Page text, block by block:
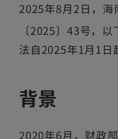
w
t
b
2025年8月2日，海
〔2025〕43号，
法自2025年1月1日
背景
2020年6月，财政